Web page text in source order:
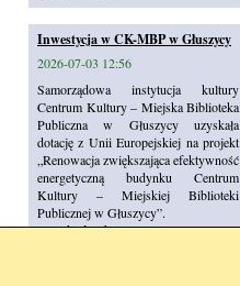
Inwestycja w CK-MBP w Głuszycy
2026-07-03 12:56
Samorządowa instytucja kultury
Centrum Kultury – Miejska Biblioteka
Publiczna w Głuszycy uzyskała
dotację z Unii Europejskiej na projekt
„Renowacja zwiększająca efektywność
energetyczną budynku Centrum
Kultury – Miejskiej Biblioteki
Publicznej w Głuszycy”.
czytaj więcej